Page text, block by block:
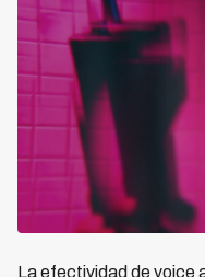
La efectividad de voice